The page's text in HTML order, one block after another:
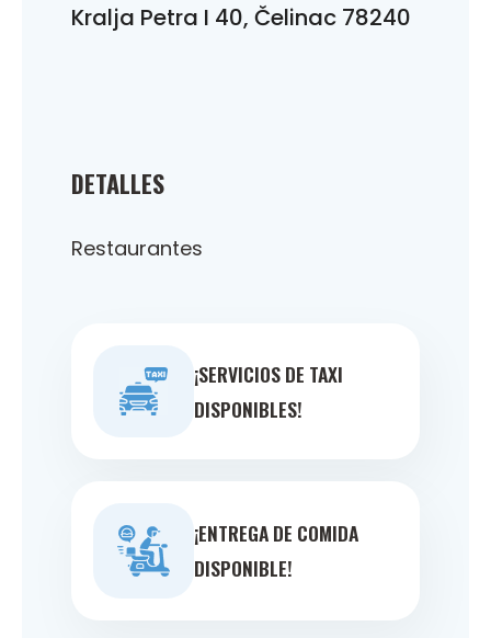
DETALLES
Restaurantes
¡SERVICIOS DE TAXI
DISPONIBLES!
¡ENTREGA DE COMIDA
DISPONIBLE!
Kralja Petra I 40, Čelinac 78240